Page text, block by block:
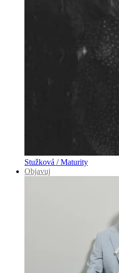
Stužková / Maturity
Objavuj